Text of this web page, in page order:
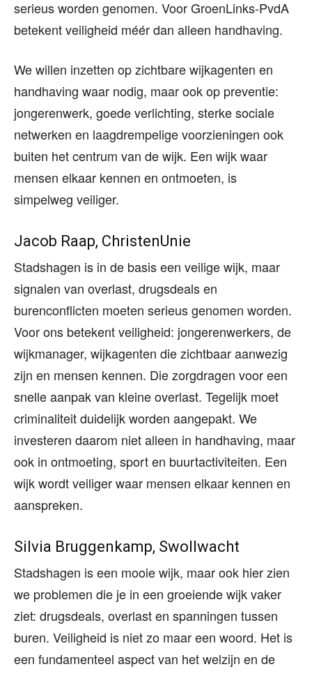
serieus worden genomen. Voor GroenLinks-PvdA
betekent veiligheid méér dan alleen handhaving.
We willen inzetten op zichtbare wijkagenten en
handhaving waar nodig, maar ook op preventie:
jongerenwerk, goede verlichting, sterke sociale
netwerken en laagdrempelige voorzieningen ook
buiten het centrum van de wijk. Een wijk waar
mensen elkaar kennen en ontmoeten, is
simpelweg veiliger.
Jacob Raap, ChristenUnie
Stadshagen is in de basis een veilige wijk, maar
signalen van overlast, drugsdeals en
burenconflicten moeten serieus genomen worden.
Voor ons betekent veiligheid: jongerenwerkers, de
wijkmanager, wijkagenten die zichtbaar aanwezig
zijn en mensen kennen. Die zorgdragen voor een
snelle aanpak van kleine overlast. Tegelijk moet
criminaliteit duidelijk worden aangepakt. We
investeren daarom niet alleen in handhaving, maar
ook in ontmoeting, sport en buurtactiviteiten. Een
wijk wordt veiliger waar mensen elkaar kennen en
aanspreken.
Silvia Bruggenkamp, Swollwacht
Stadshagen is een mooie wijk, maar ook hier zien
we problemen die je in een groeiende wijk vaker
ziet: drugsdeals, overlast en spanningen tussen
buren. Veiligheid is niet zo maar een woord. Het is
een fundamenteel aspect van het welzijn en de